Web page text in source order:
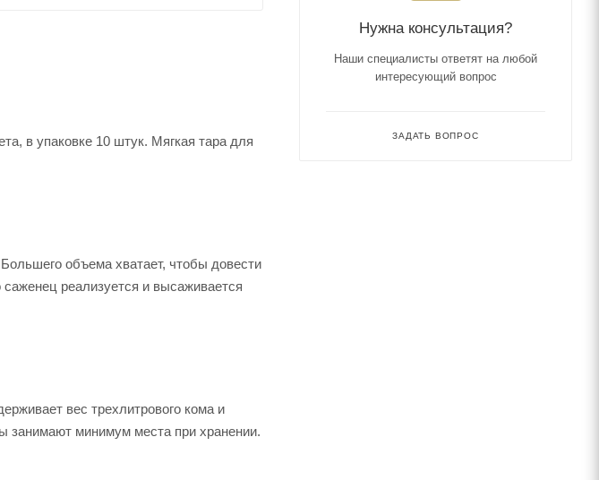
в упаковке 10 штук. Мягкая тара для
объема хватает, чтобы довести
реализуется и высаживается
вес трехлитрового кома и
занимают минимум места при хранении.
Нужна консультация?
Наши специалисты ответят на любой
интересующий вопрос
ЗАДАТЬ ВОПРОС